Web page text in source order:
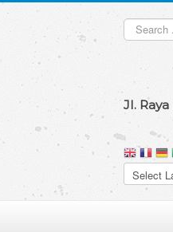
Search
...
Jl.